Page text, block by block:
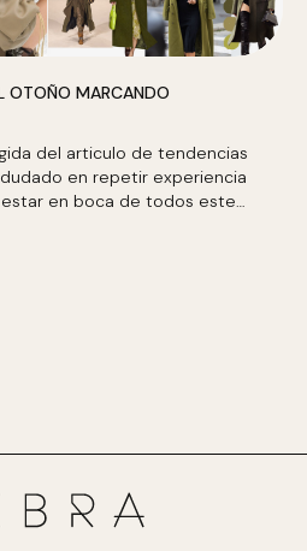
OTOÑO MARCANDO
del articulo de tendencias
en repetir experiencia
en boca de todos este…